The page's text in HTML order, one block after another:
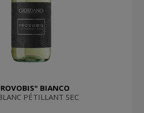
BIANCO
PÉTILLANT SEC